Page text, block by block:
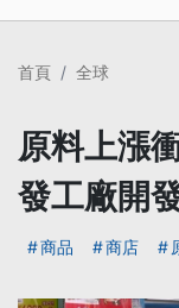
首頁 全球
原料上漲
發工廠開
商品 商店